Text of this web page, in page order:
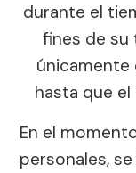
durante el
fines de su
únicamente
hasta que
En el
personales,